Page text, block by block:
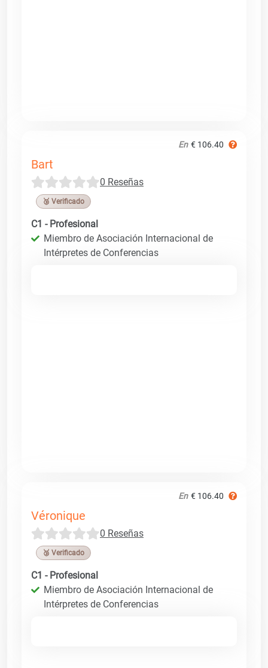
En € 106.40
Bart
0 Reseñas
🥉 Verificado
C1 - Profesional
Miembro de Asociación Internacional de
Intérpretes de Conferencias
En € 106.40
Véronique
0 Reseñas
🥉 Verificado
C1 - Profesional
Miembro de Asociación Internacional de
Intérpretes de Conferencias